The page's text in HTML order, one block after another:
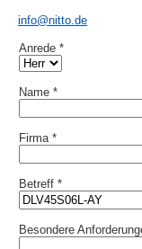
info@nitto.de
Anrede *
Name *
Firma *
Betreff *
Besondere